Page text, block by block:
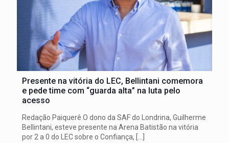
Presente na vitória do LEC, Bellintani comemora
e pede time com “guarda alta” na luta pelo
acesso
Redação Paiquerê O dono da SAF do Londrina, Guilherme
Bellintani, esteve presente na Arena Batistão na vitória
por 2 a 0 do LEC sobre o Confiança, […]